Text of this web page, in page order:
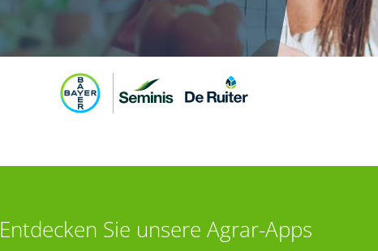
Entdecken Sie unsere Agrar-Apps